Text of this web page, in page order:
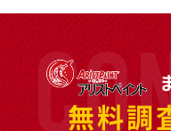
無料調